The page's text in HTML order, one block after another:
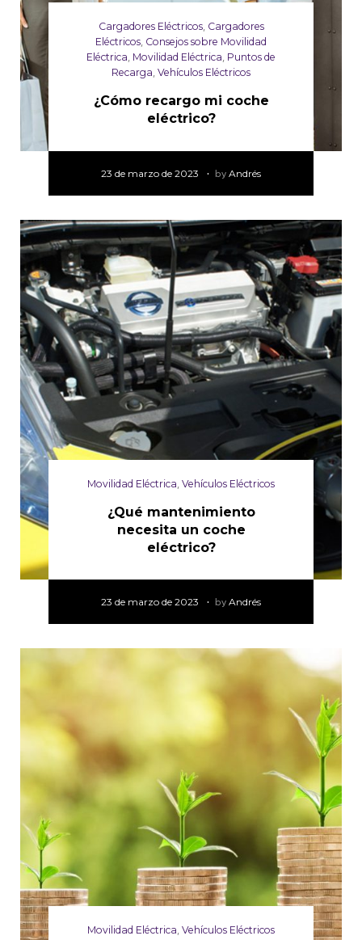
Cargadores Eléctricos, Cargadores
Eléctricos Consejos sobre Movilidad
Eléctrica Movilidad Eléctrica Puntos de
Recarga Vehículos Eléctricos
¿Cómo recargo mi coche
eléctrico?
23 de marzo de 2023 by Andrés
Movilidad Eléctrica Vehículos Eléctricos
¿Qué mantenimiento
necesita un coche
eléctrico?
23 de marzo de 2023 by Andrés
Movilidad Eléctrica, Vehículos Eléctricos